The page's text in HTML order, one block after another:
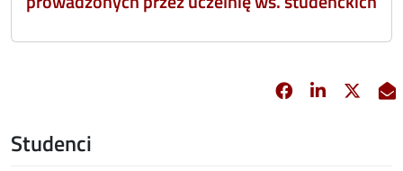
Facebook
opens in new
Linkedin
opens in
X
Studenci